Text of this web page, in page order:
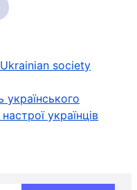
society
українського
українців